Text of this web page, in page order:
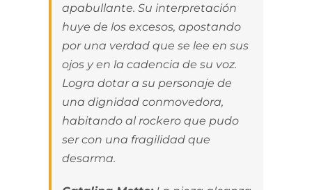
apabullante. Su interpretación
huye de los excesos, apostando
por una verdad que se lee en sus
ojos y en la cadencia de su voz.
Logra dotar a su personaje de
una dignidad conmovedora,
habitando al rockero que pudo
ser con una fragilidad que
desarma.